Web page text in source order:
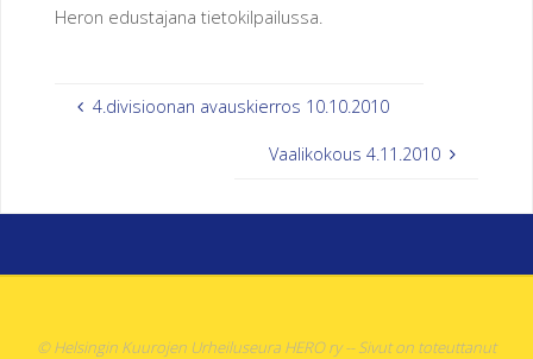
HE
H
E
Heron edustajana tietokilpailussa.
4.divisioonan avauskierros 10.10.2010
Vaalikokous 4.11.2010
© Helsingin Kuurojen Urheiluseura HERO ry -- Sivut on toteuttanut